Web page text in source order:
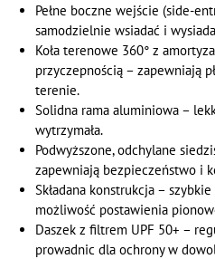
Pełne boczne wejście (side-
samodzielnie wsiadać i
Koła terenowe 360° z
przyczepnością – zapewniają
terenie.
Solidna rama aluminiowa –
wytrzymała.
Podwyższone, odchylane
zapewniają bezpieczeństwo i
Składana konstrukcja –
możliwość postawienia
Daszek z filtrem UPF 50+ –
prowadnic dla ochrony w